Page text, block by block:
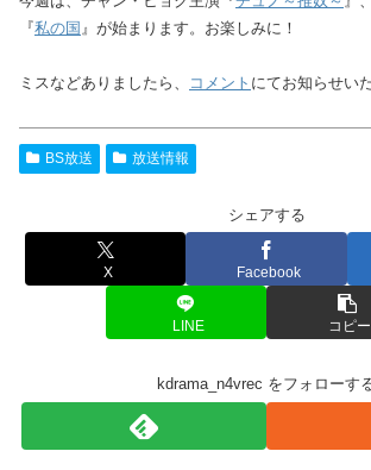
『私の国 』が始まります。お楽しみに！
ミスなどありましたら、 コメント にてお知らせい
BS放送 放送情報
シェアする
X Facebook
LINE コピー
kdrama_n4vrec をフォローす